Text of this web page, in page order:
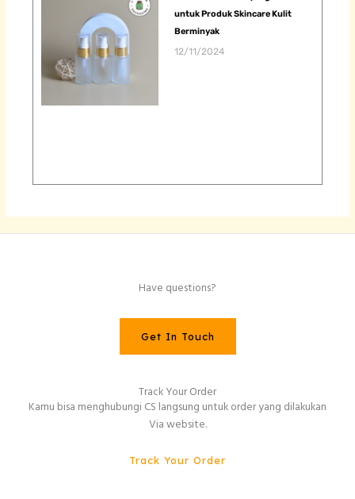
untuk Produk Skincare Kulit
Berminyak
12/11/2024
Have questions?
Get In Touch
Track Your Order
Kamu bisa menghubungi CS langsung untuk order yang dilakukan
Via website.
Track Your Order